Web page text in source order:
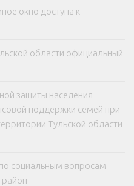
окно доступа к
области официальный
защиты населения
поддержки семей при
Тульской области
социальным вопросам